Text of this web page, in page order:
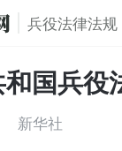
兵役法律法规
国兵役
新华社